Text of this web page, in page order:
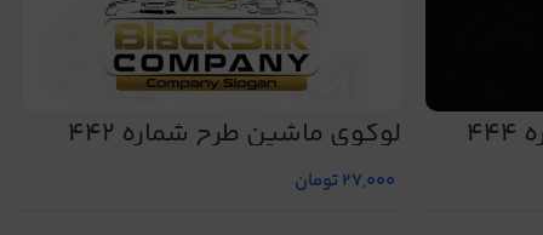
لوگوی ماشین طرح شماره 442
27,000تومان